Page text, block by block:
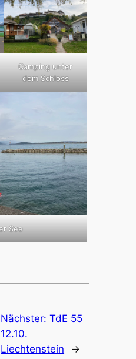
Camping unter
dem Schloss
See
Nächster:TdE 55
12.10.
Liechtenstein
→